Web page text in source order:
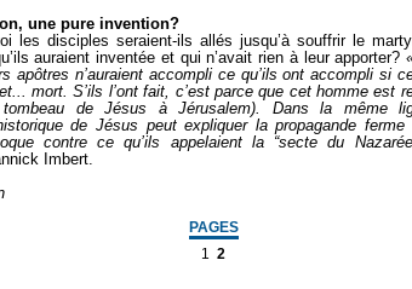
une pure invention?
les disciples seraient-ils allés jusqu’à souffrir le
auraient inventée et qui n’avait rien à leur apporter?
apôtres n’auraient accompli ce qu’ils ont accompli si
mort. S’ils l’ont fait, c’est parce que cet homme est
de Jésus à Jérusalem). Dans la même
de Jésus peut expliquer la propagande
contre ce qu’ils appelaient la “secte du
Imbert.
PAGES
1 2